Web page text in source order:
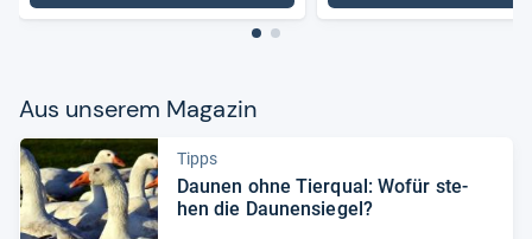
Aus unse­rem Maga­zin
Tipps
Dau­nen ohne Tier­qual: Wofür ste­
hen die Dau­nen­sie­gel?